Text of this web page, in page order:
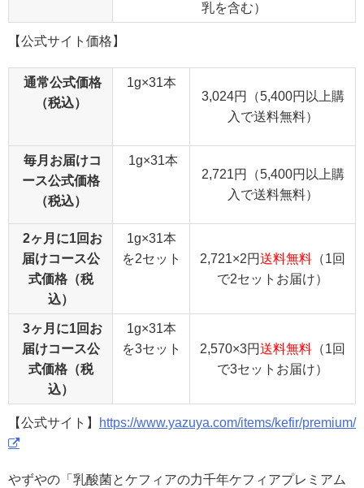
乳を含む）
【公式サイト価格】
通常公式価格
（税込）
1g×31本
3,024円（5,400円以上購
入で送料無料）
毎月お届けコ
ース公式価格
（税込）
1g×31本
2,721円（5,400円以上購
入で送料無料）
2ヶ月に1回お
届けコース公
式価格（税
込）
1g×31本
を2セット
2,721×2円送料無料 （1回
で2セットお届け）
3ヶ月に1回お
届けコース公
式価格（税
込）
1g×31本
を3セット
2,570×3円送料無料 （1回
で3セットお届け）
【公式サイト】 https://www.yazuya.com/items/kefir/premium/
やずやの「乳酸菌とケフィアの力千年ケフィアプレミアム